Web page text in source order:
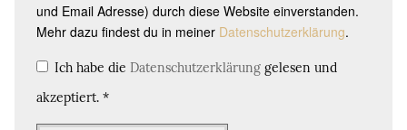
und Email Adresse) durch diese Website einverstanden.
Mehr dazu findest du in meiner Datenschutzerklärung.
Ich habe die Datenschutzerklärung gelesen und
akzeptiert. *